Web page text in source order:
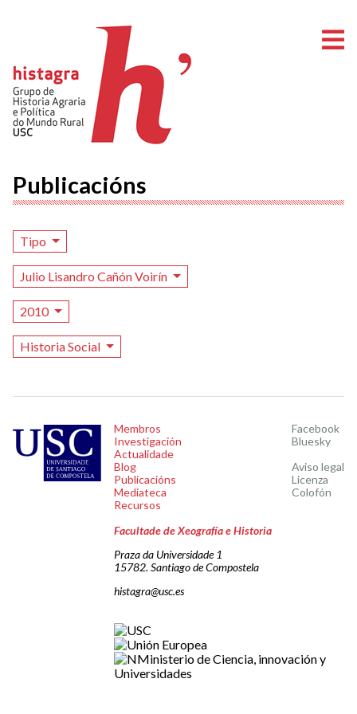
Publicacións
Tipo
Julio Lisandro Cañón Voirín
2010
Historia Social
Membros
Investigación
Actualidade
Blog
Publicacións
Mediateca
Recursos
Facebook
Bluesky
Aviso legal
Licenza
Colofón
Facultade de Xeografía e Historia
Praza da Universidade 1
15782. Santiago de Compostela
histagra@usc.es